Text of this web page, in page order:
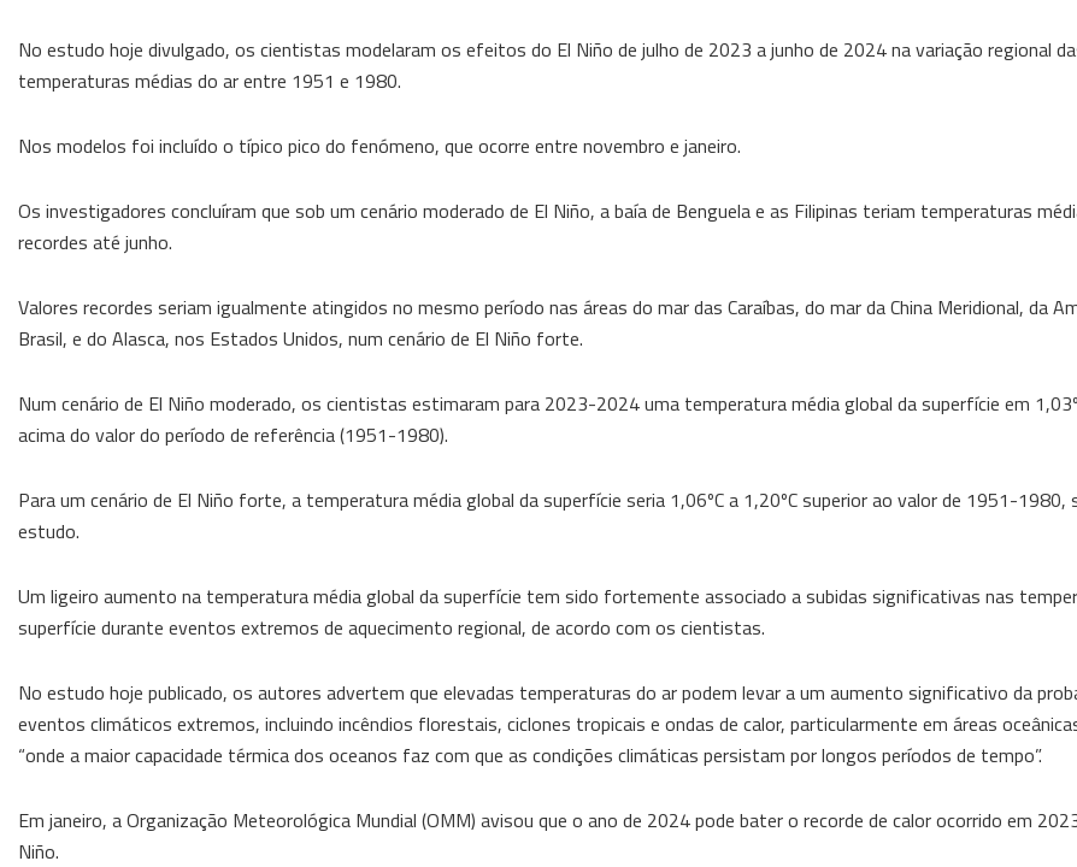
No estudo hoje divulgado, os cientistas modelaram os efeitos do El Niño de julho de 2023 a junho de 2024 na variação regional
temperaturas médias do ar entre 1951 e 1980.
Nos modelos foi incluído o típico pico do fenómeno, que ocorre entre novembro e janeiro.
Os investigadores concluíram que sob um cenário moderado de El Niño, a baía de Benguela e as Filipinas teriam temperaturas
recordes até junho.
Valores recordes seriam igualmente atingidos no mesmo período nas áreas do mar das Caraíbas, do mar da China Meridional, da
Brasil, e do Alasca, nos Estados Unidos, num cenário de El Niño forte.
Num cenário de El Niño moderado, os cientistas estimaram para 2023-2024 uma temperatura média global da superfície em
acima do valor do período de referência (1951-1980).
Para um cenário de El Niño forte, a temperatura média global da superfície seria 1,06ºC a 1,20ºC superior ao valor de 1951-1980,
estudo.
Um ligeiro aumento na temperatura média global da superfície tem sido fortemente associado a subidas significativas nas
superfície durante eventos extremos de aquecimento regional, de acordo com os cientistas.
No estudo hoje publicado, os autores advertem que elevadas temperaturas do ar podem levar a um aumento significativo da
eventos climáticos extremos, incluindo incêndios florestais, ciclones tropicais e ondas de calor, particularmente em áreas
“onde a maior capacidade térmica dos oceanos faz com que as condições climáticas persistam por longos períodos de tempo”.
Em janeiro, a Organização Meteorológica Mundial (OMM) avisou que o ano de 2024 pode bater o recorde de calor ocorrido em
Niño.